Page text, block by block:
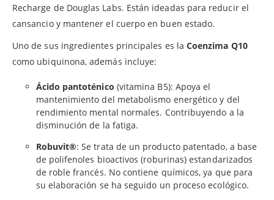
Recharge de Douglas Labs. Están ideadas para reducir el
cansancio y mantener el cuerpo en buen estado.
Uno de sus ingredientes principales es la Coenzima Q10
como ubiquinona, además incluye:
Ácido pantoténico (vitamina B5): Apoya el
mantenimiento del metabolismo energético y del
rendimiento mental normales. Contribuyendo a la
disminución de la fatiga.
Robuvit®: Se trata de un producto patentado, a base
de polifenoles bioactivos (roburinas) estandarizados
de roble francés. No contiene químicos, ya que para
su elaboración se ha seguido un proceso ecológico.